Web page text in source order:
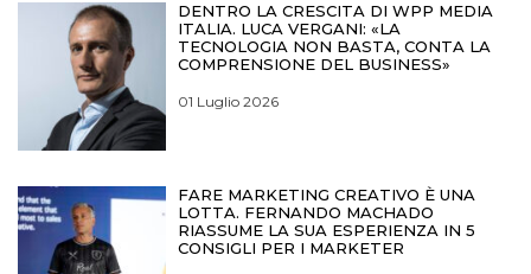
DENTRO LA CRESCITA DI WPP MEDIA
ITALIA. LUCA VERGANI: «LA
TECNOLOGIA NON BASTA, CONTA LA
COMPRENSIONE DEL BUSINESS»
01 Luglio 2026
FARE MARKETING CREATIVO È UNA
LOTTA. FERNANDO MACHADO
RIASSUME LA SUA ESPERIENZA IN 5
CONSIGLI PER I MARKETER